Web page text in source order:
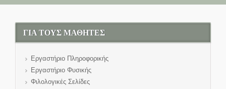
ΓΙΑ ΤΟΥΣ ΜΑΘΗΤΕΣ
Εργαστήριο Πληροφορικής
Εργαστήριο Φυσικής
Φιλολογικές Σελίδες